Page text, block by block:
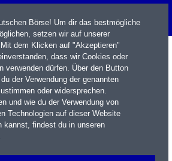
Börse! Um dir das bestmögliche
setzen wir auf unserer
dem Klicken auf "Akzeptieren"
dass wir Cookies oder
verwenden dürfen. Über den Button
der Verwendung der genannten
oder widersprechen.
und wie du der Verwendung von
Technologien auf dieser Website
kannst, findest du in unseren